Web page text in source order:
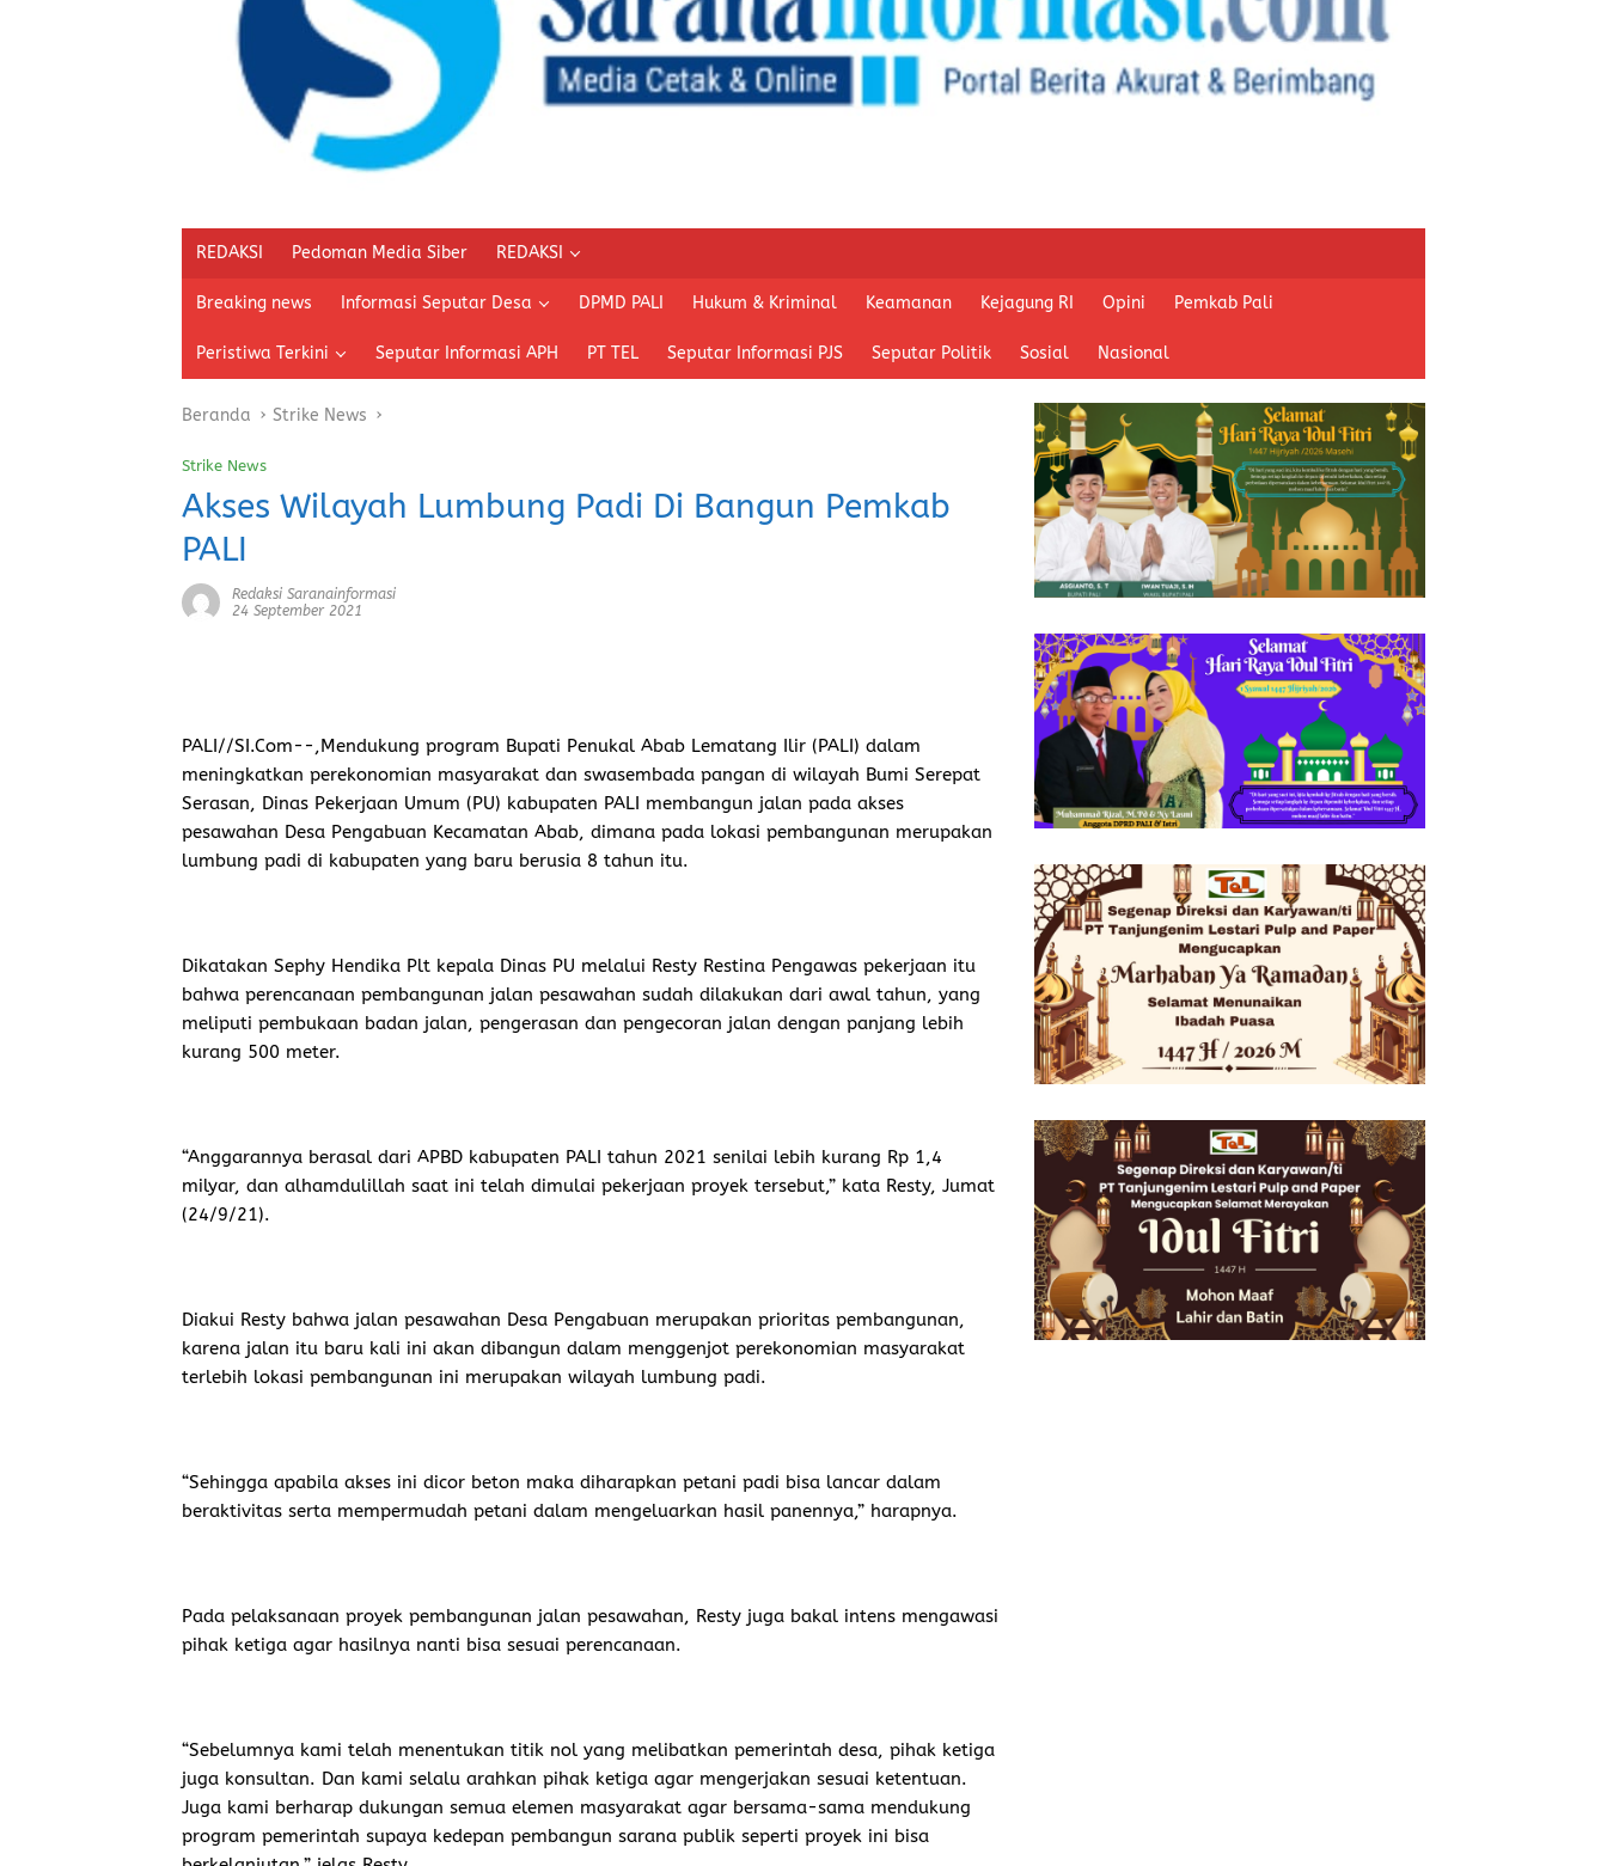
REDAKSI Pedoman Media Siber REDAKSI
Breaking news Informasi Seputar Desa DPMD PALI Hukum & Kriminal Keamanan Kejagung RI Opini Pemkab Pali
Peristiwa Terkini Seputar Informasi APH PT TEL Seputar Informasi PJS Seputar Politik Sosial Nasional
Beranda Strike News
Strike News
Akses Wilayah Lumbung Padi Di Bangun Pemkab
PALI
Redaksi Saranainformasi
24 September 2021
PALI//SI.Com- -,Mendukung program Bupati Penukal Abab Lematang Ilir (PALI) dalam
meningkatkan perekonomian masyarakat dan swasembada pangan di wilayah Bumi Serepat
Serasan, Dinas Pekerjaan Umum (PU) kabupaten PALI membangun jalan pada akses
pesawahan Desa Pengabuan Kecamatan Abab, dimana pada lokasi pembangunan merupakan
lumbung padi di kabupaten yang baru berusia 8 tahun itu.
Dikatakan Sephy Hendika Plt kepala Dinas PU melalui Resty Restina Pengawas pekerjaan itu
bahwa perencanaan pembangunan jalan pesawahan sudah dilakukan dari awal tahun, yang
meliputi pembukaan badan jalan, pengerasan dan pengecoran jalan dengan panjang lebih
kurang 500 meter.
“Anggarannya berasal dari APBD kabupaten PALI tahun 2021 senilai lebih kurang Rp 1,4
milyar, dan alhamdulillah saat ini telah dimulai pekerjaan proyek tersebut,” kata Resty, Jumat
(24/9/21).
Diakui Resty bahwa jalan pesawahan Desa Pengabuan merupakan prioritas pembangunan,
karena jalan itu baru kali ini akan dibangun dalam menggenjot perekonomian masyarakat
terlebih lokasi pembangunan ini merupakan wilayah lumbung padi.
“Sehingga apabila akses ini dicor beton maka diharapkan petani padi bisa lancar dalam
beraktivitas serta mempermudah petani dalam mengeluarkan hasil panennya,” harapnya.
Pada pelaksanaan proyek pembangunan jalan pesawahan, Resty juga bakal intens mengawasi
pihak ketiga agar hasilnya nanti bisa sesuai perencanaan.
“Sebelumnya kami telah menentukan titik nol yang melibatkan pemerintah desa, pihak ketiga
juga konsultan. Dan kami selalu arahkan pihak ketiga agar mengerjakan sesuai ketentuan.
Juga kami berharap dukungan semua elemen masyarakat agar bersama-sama mendukung
program pemerintah supaya kedepan pembangun sarana publik seperti proyek ini bisa